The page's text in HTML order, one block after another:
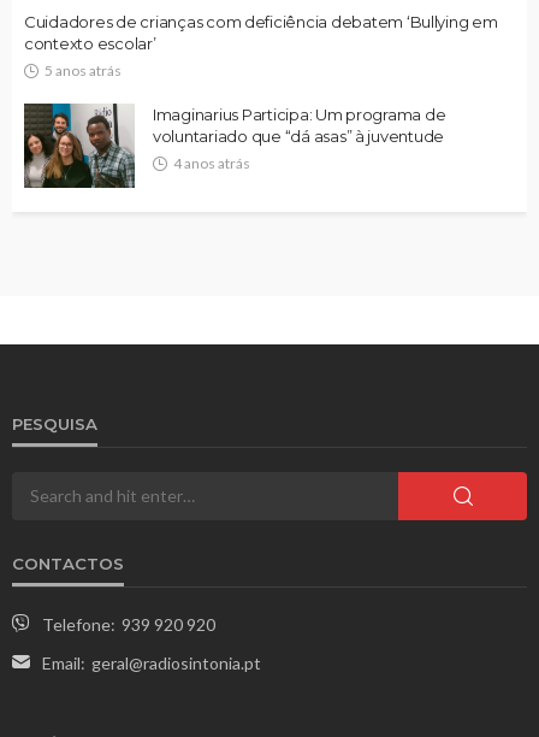
Cuidadores de crianças com deficiência debatem ‘Bullying em
contexto escolar’
5 anos atrás
Imaginarius Participa: Um programa de
voluntariado que “dá asas” à juventude
4 anos atrás
PESQUISA
CONTACTOS
Telefone: 939 920 920
Email: geral@radiosintonia.pt